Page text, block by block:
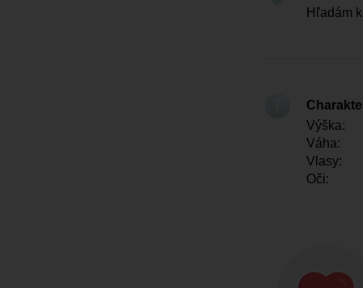
Hľadám
Výška:
Váha:
Vlasy:
Oči: